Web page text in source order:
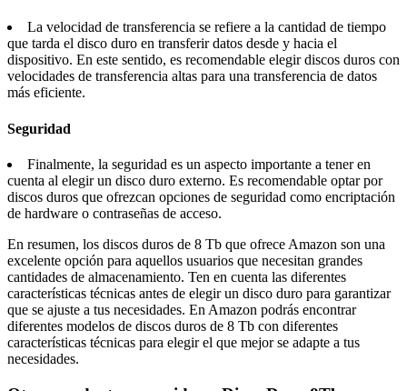
La velocidad de transferencia se refiere a la cantidad de tiempo
que tarda el disco duro en transferir datos desde y hacia el
dispositivo. En este sentido, es recomendable elegir discos duros con
velocidades de transferencia altas para una transferencia de datos
más eficiente.
Seguridad
Finalmente, la seguridad es un aspecto importante a tener en
cuenta al elegir un disco duro externo. Es recomendable optar por
discos duros que ofrezcan opciones de seguridad como encriptación
de hardware o contraseñas de acceso.
En resumen, los discos duros de 8 Tb que ofrece Amazon son una
excelente opción para aquellos usuarios que necesitan grandes
cantidades de almacenamiento. Ten en cuenta las diferentes
características técnicas antes de elegir un disco duro para garantizar
que se ajuste a tus necesidades. En Amazon podrás encontrar
diferentes modelos de discos duros de 8 Tb con diferentes
características técnicas para elegir el que mejor se adapte a tus
necesidades.